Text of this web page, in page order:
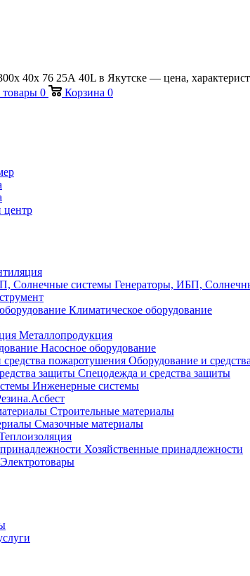
40х 76 25А 40L в Якутске — цена,
0 Корзина 0
центр
Генераторы, ИБП,
Климатическое оборудование
Металлопродукция
Насосное оборудование
Оборудование и
Спецодежда и средства защиты
Инженерные системы
Строительные материалы
Смазочные материалы
Хозяйственные принадлежности
Электротовары